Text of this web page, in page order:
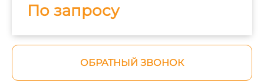
По запросу
ОБРАТНЫЙ ЗВОНОК